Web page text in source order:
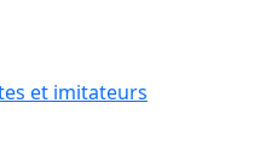
et imitateurs